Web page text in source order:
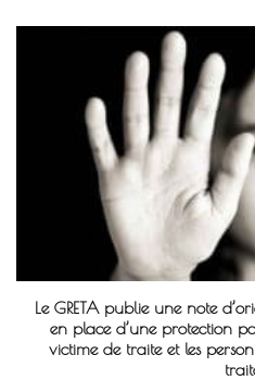
Le GRETA publie une note
en place d’une protection
victime de traite et les